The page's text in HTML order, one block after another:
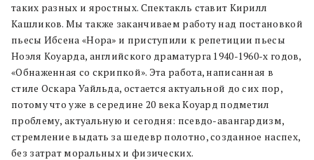
таких разных и яростных. Спектакль ставит Кирилл
Кашликов. Мы также заканчиваем работу над постановкой
пьесы Ибсена «Нора» и приступили к репетиции пьесы
Ноэля Коуарда, английского драматурга 1940-1960-х годов,
«Обнаженная со скрипкой». Эта работа, написанная в
стиле Оскара Уайльда, остается актуальной до сих пор,
потому что уже в середине 20 века Коуард подметил
проблему, актуальную и сегодня: псевдо-авангардизм,
стремление выдать за шедевр полотно, созданное наспех,
без затрат моральных и физических.